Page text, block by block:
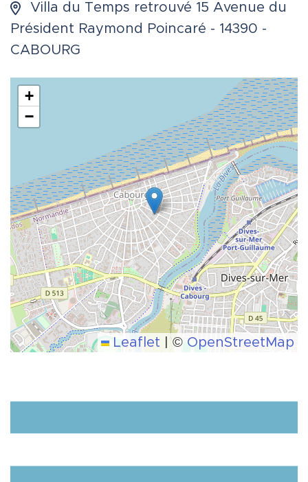
Villa du Temps retrouvé 15 Avenue du
Président Raymond Poincaré - 14390 -
CABOURG
+
−
Leaflet © OpenStreetMap